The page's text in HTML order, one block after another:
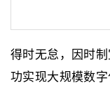
得时无怠，因时
功实现大规模数